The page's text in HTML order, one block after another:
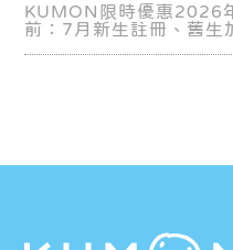
KUMON限時優惠2026
前：7月新生註冊、舊生